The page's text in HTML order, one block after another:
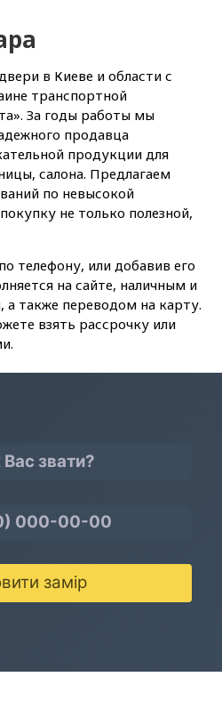
в Киеве и области с
транспортной
За годы работы мы
продавца
продукции для
салона. Предлагаем
по невысокой
не только полезной,
телефону, или добавив его
на сайте, наличным и
а также переводом на карту.
взять рассрочку или
замір